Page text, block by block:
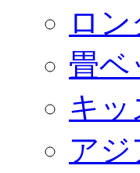
ロ
畳ベ
キッ
アジ